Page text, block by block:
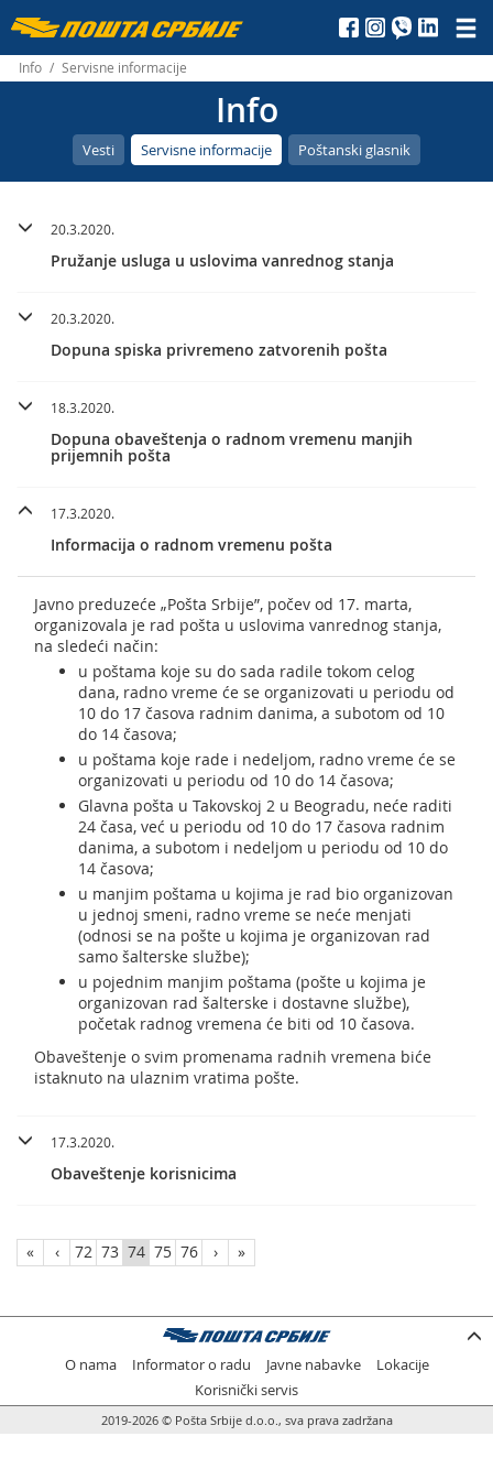
Пошта
Србије
д.о.о.
Info / Servisne informacije
Info
Vesti Servisne informacije Poštanski glasnik
20.3.2020.
Pružanje usluga u uslovima vanrednog stanja
20.3.2020.
Dopuna spiska privremeno zatvorenih pošta
18.3.2020.
Dopuna obaveštenja o radnom vremenu manjih
prijemnih pošta
17.3.2020.
Informacija o radnom vremenu pošta
Javno preduzeće „Pošta Srbije”, počev od 17. marta,
organizovala je rad pošta u uslovima vanrednog stanja,
na sledeći način:
u poštama koje su do sada radile tokom celog
dana, radno vreme će se organizovati u periodu od
10 do 17 časova radnim danima, a subotom od 10
do 14 časova;
u poštama koje rade i nedeljom, radno vreme će se
organizovati u periodu od 10 do 14 časova;
Glavna pošta u Takovskoj 2 u Beogradu, neće raditi
24 časa, već u periodu od 10 do 17 časova radnim
danima, a subotom i nedeljom u periodu od 10 do
14 časova;
u manjim poštama u kojima je rad bio organizovan
u jednoj smeni, radno vreme se neće menjati
(odnosi se na pošte u kojima je organizovan rad
samo šalterske službe);
u pojednim manjim poštama (pošte u kojima je
organizovan rad šalterske i dostavne službe),
početak radnog vremena će biti od 10 časova.
Obaveštenje o svim promenama radnih vremena biće
istaknuto na ulaznim vratima pošte.
17.3.2020.
Obaveštenje korisnicima
« ‹ 72 73 74 75 76 › »
O nama Informator o radu Javne nabavke
Lokacije
Korisnički servis
2019-2026 © Pošta Srbije d.o.o., sva prava zadržana